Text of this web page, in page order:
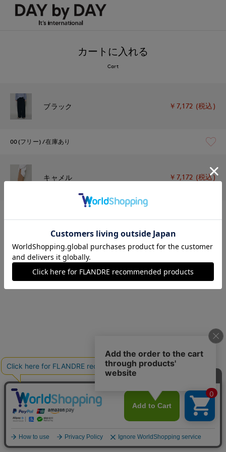
カートに入れる
Cart
ブラック ￥7,172 (税込)
00(フリー) 在庫あり
キャメル ￥7,172 (税込)